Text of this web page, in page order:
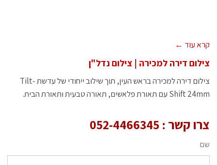
קרא עוד ←
צילום דירה למכירה | צילום נדל"ן
צילום דירה למכירה בראש העין, תוך שילוב ייחודי של עדשת Tilt-
Shift 24mm עם תאורת פלאשים, תאורה טבעית ותאורת הבית.
צרו קשר : 052-4466345
שם